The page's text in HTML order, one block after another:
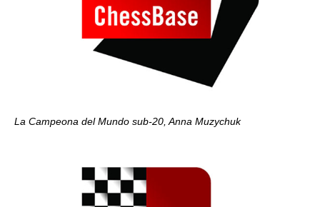
La Campeona del Mundo sub-20, Anna Muzychuk